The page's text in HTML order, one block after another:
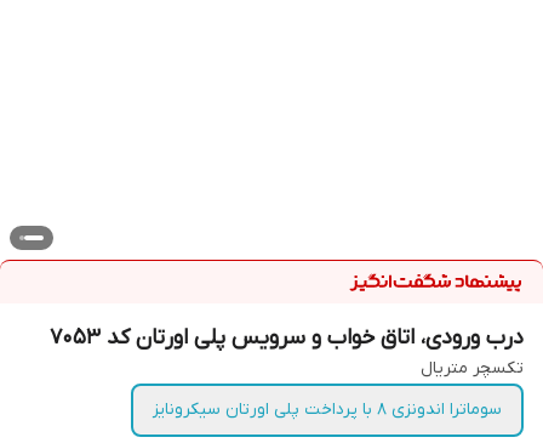
درب ورودی، اتاق خواب و سرویس پلی اورتان کد ۷۰۵۳
تکسچر متریال
سوماترا اندونزی ۸ با پرداخت پلی اورتان سیکرونایز